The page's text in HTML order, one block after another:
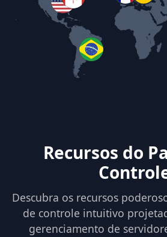
Recursos do
Descubra os recursos
de controle intuitivo
gerenciamento de